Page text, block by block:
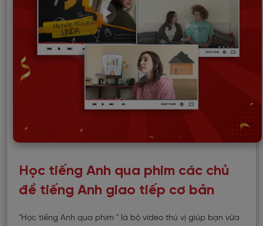
Học tiếng Anh qua phim các chủ
đề tiếng Anh giao tiếp cơ bản
"Học tiếng Anh qua phim " là bộ video thú vị giúp bạn vừa